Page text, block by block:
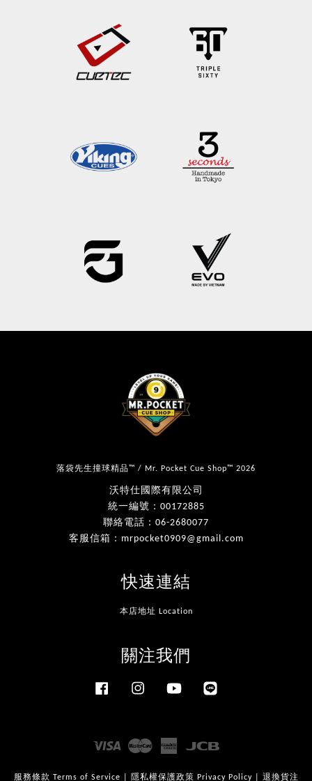
落袋先生撞球精品™ / Mr. Pocket Cue Shop™ 2026
沃特仕國際有限公司
統一編號：00172885
聯絡電話：06-2680077
客服信箱：mrpocket0909@gmail.com
快速連結
本店地址 Location
關注我們
Facebook Instagram YouTube
Visa Master
American
服務條款 Terms of Service 隱私權保護政策 Privacy Policy| 退換貨注